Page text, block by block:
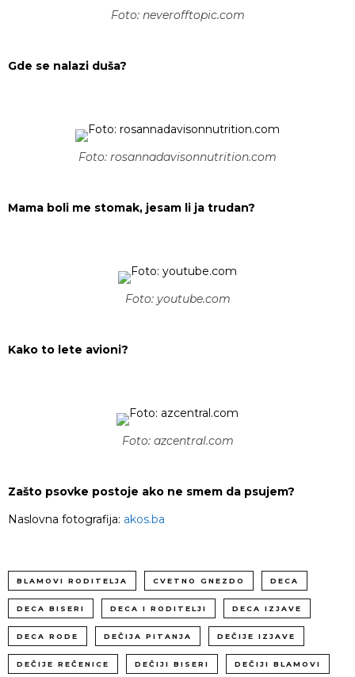
Foto: neverofftopic.com
Gde se nalazi duša?
Foto: rosannadavisonnutrition.com
Mama boli me stomak, jesam li ja trudan?
Foto: youtube.com
Kako to lete avioni?
Foto: azcentral.com
Zašto psovke postoje ako ne smem da psujem?
Naslovna fotografija: akos.ba
BLAMOVI RODITELJA CVETNO GNEZDO DECA
DECA BISERI DECA I RODITELJI DECA IZJAVE
DECA RODE DEČIJA PITANJA DEČIJE IZJAVE
DEČIJE REČENICE DEČIJI BISERI DEČIJI BLAMOVI